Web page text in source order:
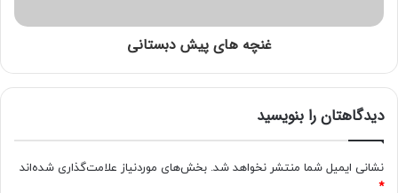
معاونت پرورشی
غنچه های پیش دبستانی
دیدگاهتان را بنویسید
نشانی ایمیل شما منتشر نخواهد شد. بخش‌های موردنیاز علامت‌گذاری شده‌اند
*